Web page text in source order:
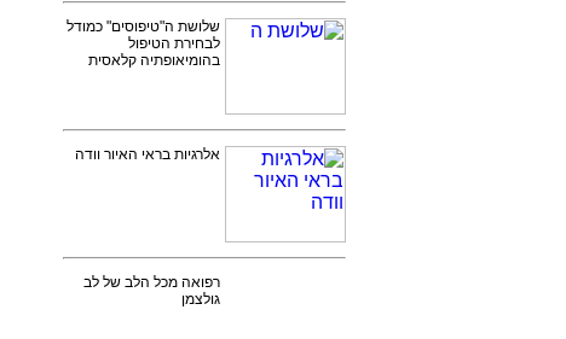
שלושת ה"טיפוסים" כמודל
לבחירת הטיפול
בהומיאופתיה קלאסית
אלרגיות בראי האיור וודה
רפואה מכל הלב של לב
גולצמן